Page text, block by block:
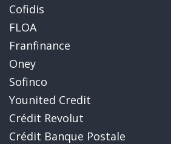
Cofidis
FLOA
Franfinance
Oney
Sofinco
Younited Credit
Crédit Revolut
Crédit Banque Postale